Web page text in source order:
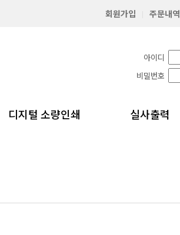
회원가입 주문내역
아이디
비밀번호
디지털 소량인쇄
실사출력